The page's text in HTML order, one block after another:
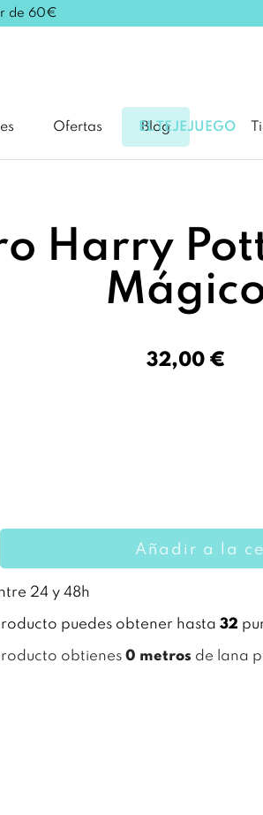
de 60€
Ofertas Blog
EL TEJEJUEGO
Harry
32,00 €
Añadir a la
24 y 48h
puedes obtener hasta 32
obtienes 0 metros de lana